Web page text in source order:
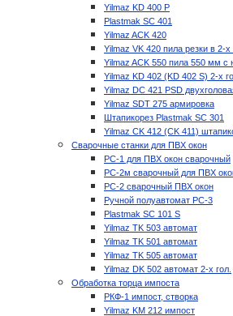
Yilmaz KD 400 P
Plastmak SC 401
Yilmaz ACK 420
Yilmaz VK 420 пила резки в 2-х
Yilmaz ACK 550 пила 550 мм с
Yilmaz KD 402 (KD 402 S) 2-х
Yilmaz DC 421 PSD
Yilmaz SDT 275 армировка
Штапикорез Plastmak SC 301
Yilmaz CK 412 (CK 411)
Сварочные станки для ПВХ окон
РС-1 для ПВХ окон сварочный
РС-2м сварочный для ПВХ
РС-2 сварочный ПВХ окон
Ручной полуавтомат РС-3
Plastmak SC 101 S
Yilmaz TK 503 автомат
Yilmaz TK 501 автомат
Yilmaz TK 505 автомат
Yilmaz DK 502 автомат 2-х гол.
Обработка торца импоста
РКФ-1 импост, створка
Yilmaz KM 212 импост